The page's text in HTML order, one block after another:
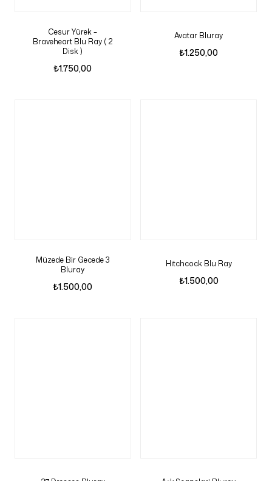
Cesur Yürek –
Braveheart Blu Ray ( 2
Disk )
₺1.750,00
Avatar Bluray
₺1.250,00
Müzede Bir Gecede 3
Bluray
₺1.500,00
Hitchcock Blu Ray
₺1.500,00